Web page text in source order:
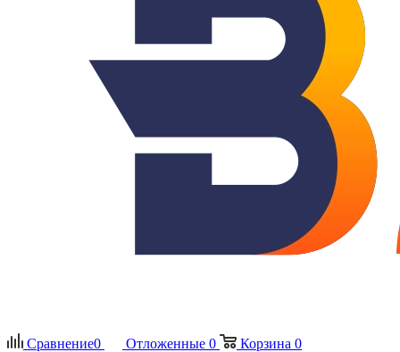
Сравнение0 Отложенные 0 Корзина 0